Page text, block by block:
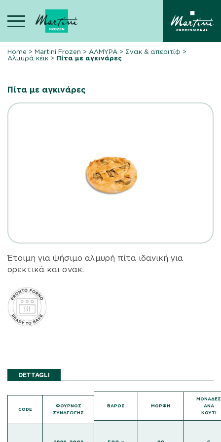
content
Home >Martini Frozen >ΑΛΜΥΡΑ > Σνακ & απεριτίφ >
Αλμυρά κέικ > Πίτα με αγκινάρες
Πίτα με αγκινάρες
Έτοιμη για ψήσιμο αλμυρή πίτα ιδανική για
ορεκτικά και σνακ.
DETTAGLI
CODE
ΦΟΥΡΝΟΣ
ΣΥΝΑΓΩΓΗΣ
ΒΑΡΟΣ ΜΟΡΦΗ
ΜΟΝΑΔΕΣ
ΑΝΑ
ΚΟΥΤΙ